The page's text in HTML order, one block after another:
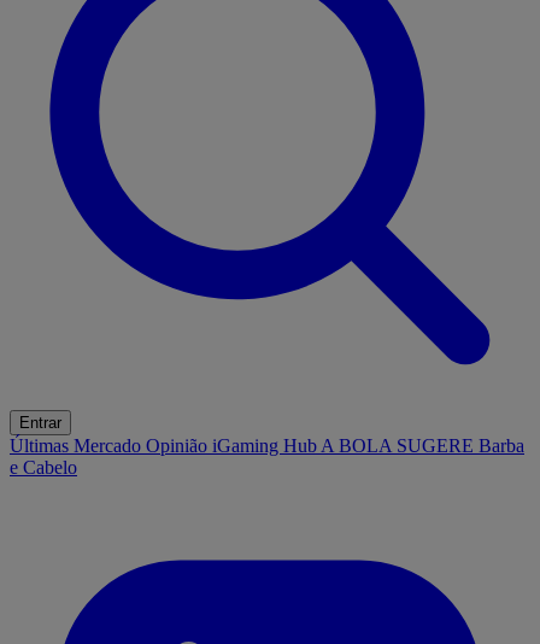
Entrar
Últimas Mercado Opinião iGaming Hub A BOLA SUGERE Barba
e Cabelo